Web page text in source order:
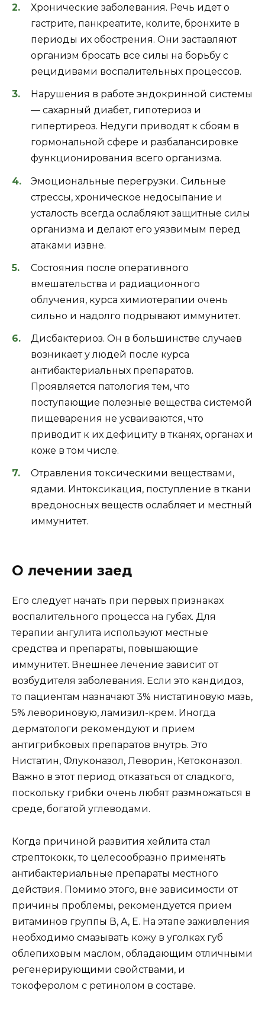
Хронические заболевания. Речь идет о
гастрите, панкреатите, колите, бронхите в
периоды их обострения. Они заставляют
организм бросать все силы на борьбу с
рецидивами воспалительных процессов.
Нарушения в работе эндокринной системы
— сахарный диабет, гипотериоз и
гипертиреоз. Недуги приводят к сбоям в
гормональной сфере и разбалансировке
функционирования всего организма.
Эмоциональные перегрузки. Сильные
стрессы, хроническое недосыпание и
усталость всегда ослабляют защитные силы
организма и делают его уязвимым перед
атаками извне.
Состояния после оперативного
вмешательства и радиационного
облучения, курса химиотерапии очень
сильно и надолго подрывают иммунитет.
Дисбактериоз. Он в большинстве случаев
возникает у людей после курса
антибактериальных препаратов.
Проявляется патология тем, что
поступающие полезные вещества системой
пищеварения не усваиваются, что
приводит к их дефициту в тканях, органах и
коже в том числе.
Отравления токсическими веществами,
ядами. Интоксикация, поступление в ткани
вредоносных веществ ослабляет и местный
иммунитет.
О лечении заед
Его следует начать при первых признаках
воспалительного процесса на губах. Для
терапии ангулита используют местные
средства и препараты, повышающие
иммунитет. Внешнее лечение зависит от
возбудителя заболевания. Если это кандидоз,
то пациентам назначают 3% нистатиновую мазь,
5% левориновую, ламизил-крем. Иногда
дерматологи рекомендуют и прием
антигрибковых препаратов внутрь. Это
Нистатин, Флуконазол, Леворин, Кетоконазол.
Важно в этот период отказаться от сладкого,
поскольку грибки очень любят размножаться в
среде, богатой углеводами.
Когда причиной развития хейлита стал
стрептококк, то целесообразно применять
антибактериальные препараты местного
действия. Помимо этого, вне зависимости от
причины проблемы, рекомендуется прием
витаминов группы В, А, Е. На этапе заживления
необходимо смазывать кожу в уголках губ
облепиховым маслом, обладающим отличными
регенерирующими свойствами, и
токоферолом с ретинолом в составе.